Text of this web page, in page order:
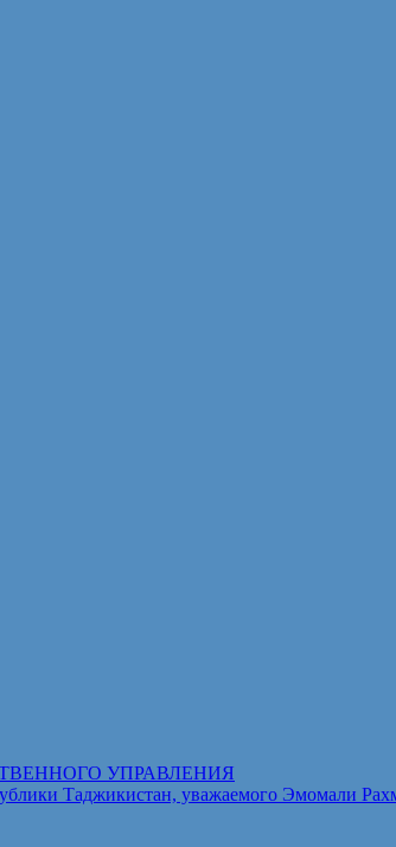
УПРАВЛЕНИЯ
Таджикистан, уважаемого Эмомали